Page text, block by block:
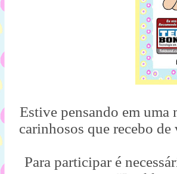
Estive pensando em uma
carinhosos que recebo
Para participar é